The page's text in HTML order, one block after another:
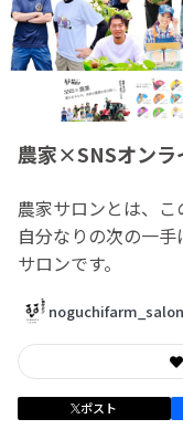
農家×SNSオンラ
農家サロンとは、こ
自分なりの次の一
サロンです。
noguchifarm_salon
ポスト